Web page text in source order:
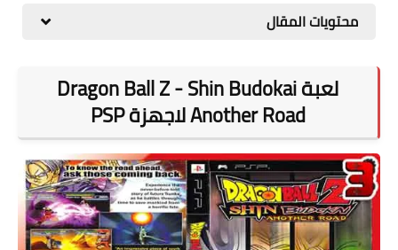
محتويات المقال
لعبة Dragon Ball Z - Shin Budokai
Another Road لاجهزة PSP